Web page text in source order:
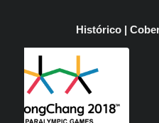
Histórico |